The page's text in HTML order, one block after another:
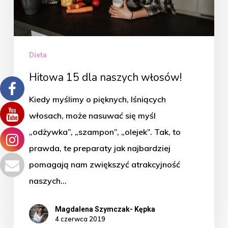
Dieta
Hitowa 15 dla naszych włosów!
Kiedy myślimy o pięknych, lśniących
włosach, może nasuwać się myśl
„odżywka”, „szampon”, „olejek”. Tak, to
prawda, te preparaty jak najbardziej
pomagają nam zwiększyć atrakcyjność
naszych…
Magdalena Szymczak- Kępka
4 czerwca 2019